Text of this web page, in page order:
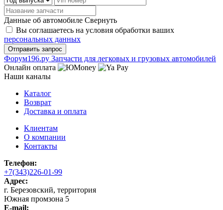
Данные об автомобиле Свернуть
Вы соглашаетесь на условия обработки ваших
персональных данных
Фoрум196.ру Запчасти для легковых и грузовых автомобилей
Онлайн оплата
Наши каналы
Каталог
Возврат
Доставка и оплата
Клиентам
О компании
Контакты
Телефон:
+7(343)226-01-99
Адрес:
г. Березовский, территория
Южная промзона 5
E-mail: